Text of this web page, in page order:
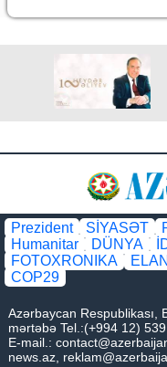
Prezident SİYASƏT
Humanitar
DÜNYA
FOTOXRONIKA
COP29
Azərbaycan Respublikası,
mərtəbə Tel.:(+994 12)
E-mail.:
news.az